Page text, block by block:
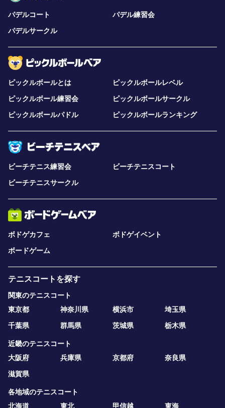
パデルコート
パデル練習会
パデルサークル
ピックルボールとは
ピックルボールレベル
ピックルボール練習会
ピックルボールサークル
ピックルボールパドル
ピックルボールランキング
ビーチテニス練習会
ビーチテニスコート
ビーチテニスサークル
ボドゲカフェ
ボドゲイベント
ボードゲーム
テニスコートを探す
関東のテニスコート
東京都
神奈川県 横浜市
埼玉県
千葉県
群馬県 茨城県 栃木県
近畿のテニスコート
大阪府
兵庫県 京都府
奈良県
滋賀県
各地域のテニスコート
北海道
東北 甲信越
東海